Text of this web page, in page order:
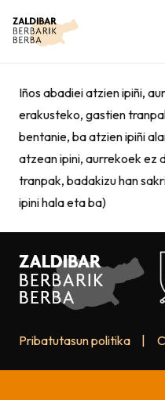
Iños abadiei atzien ipiñi,
erakusteko, gastien
bentanie, ba atzien ipiñi
atzean ipini, aurrekoek ez
tranpak, badakizu han
ipini hala eta ba)
Pribatutasun politika